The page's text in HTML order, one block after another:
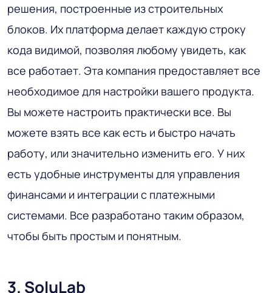
решения, построенные из строительных
блоков. Их платформа делает каждую строку
кода видимой, позволяя любому увидеть, как
все работает. Эта компания предоставляет все
необходимое для настройки вашего продукта.
Вы можете настроить практически все. Вы
можете взять все как есть и быстро начать
работу, или значительно изменить его. У них
есть удобные инструменты для управления
финансами и интеграции с платежными
системами. Все разработано таким образом,
чтобы быть простым и понятным.
3. SoluLab